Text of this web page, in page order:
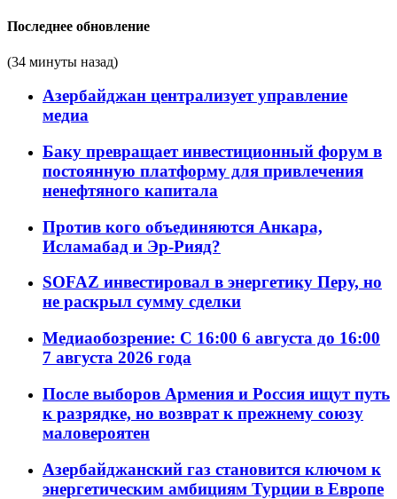
Последнее обновление
(34 минуты назад)
Азербайджан централизует управление
медиа
Баку превращает инвестиционный форум в
постоянную платформу для привлечения
ненефтяного капитала
Против кого объединяются Анкара,
Исламабад и Эр-Рияд?
SOFAZ инвестировал в энергетику Перу, но
не раскрыл сумму сделки
Медиаобозрение: С 16:00 6 августа до 16:00
7 августа 2026 года
После выборов Армения и Россия ищут путь
к разрядке, но возврат к прежнему союзу
маловероятен
Азербайджанский газ становится ключом к
энергетическим амбициям Турции в Европе